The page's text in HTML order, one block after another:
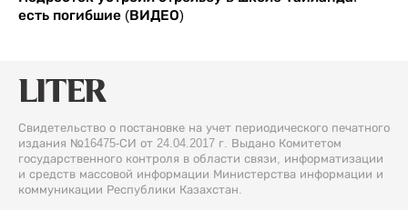
есть погибшие (ВИДЕО)
Свидетельство о постановке на учет периодического печатного
издания №16475-СИ от 24.04.2017 г. Выдано Комитетом
государственного контроля в области связи, информатизации
и средств массовой информации Министерства информации и
коммуникации Республики Казахстан.